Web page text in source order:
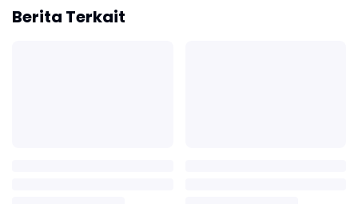
Berita Terkait